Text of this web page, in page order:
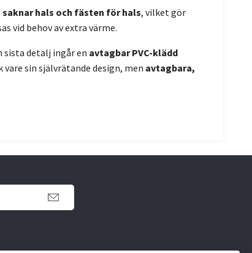
saknar hals och fästen för hals, vilket gör
vid behov av extra värme.
sista detalj ingår en avtagbar PVC-klädd
sin självrätande design, men avtagbara,